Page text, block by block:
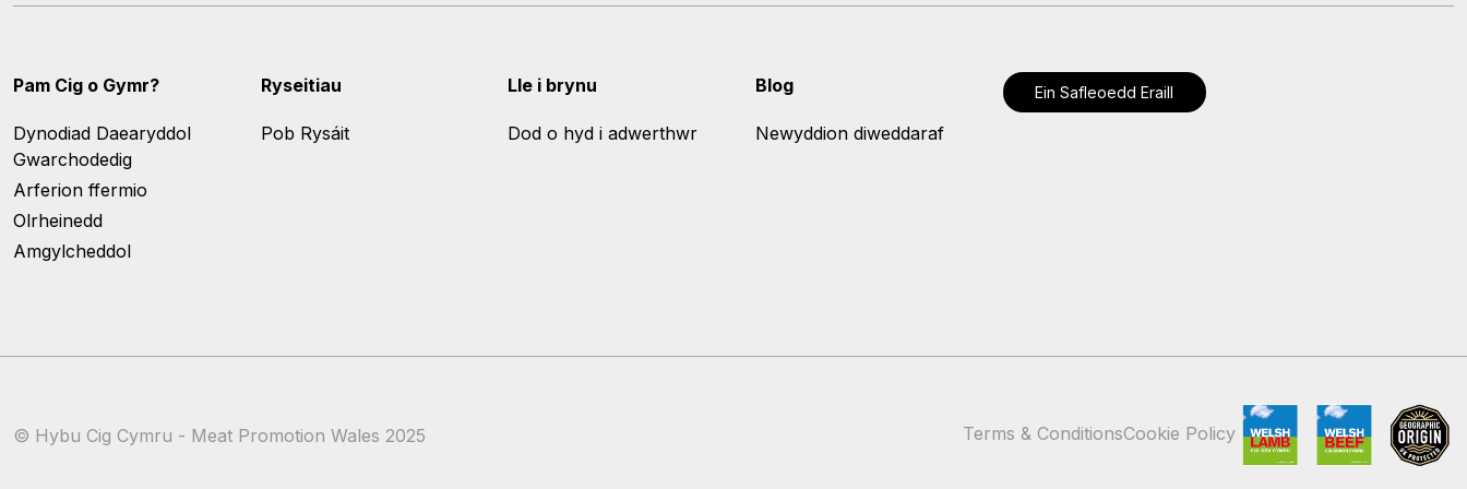
Pam Cig o Gymr?
Dynodiad Daearyddol
Gwarchodedig
Arferion ffermio
Olrheinedd
Amgylcheddol
Ryseitiau
Pob Rysáit
Lle i brynu
Dod o hyd i adwerthwr
Blog
Newyddion diweddaraf
Ein Safleoedd Eraill
© Hybu Cig Cymru - Meat Promotion Wales 2025 Terms & ConditionsCookie Policy